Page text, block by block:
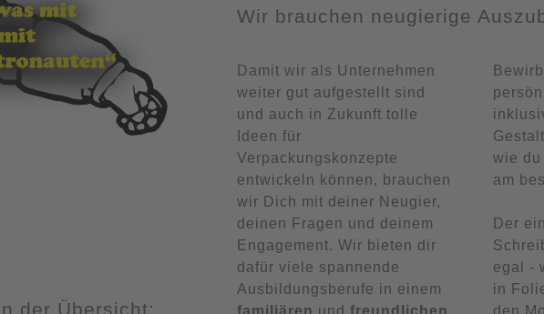
der Übersicht:
Wir brauchen neugierige
Damit wir als Unternehmen
weiter gut aufgestellt sind
und auch in Zukunft tolle
Ideen für
Verpackungskonzepte
entwickeln können, brauchen
wir Dich mit deiner Neugier,
deinen Fragen und deinem
Engagement. Wir bieten dir
dafür viele spannende
Ausbildungsberufe in einem
familiären undfreundlichen
wie
am
Der
egal -
in
den